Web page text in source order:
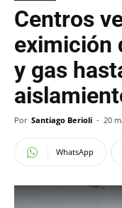
Centros
eximición
y gas
Por Santiago Berioli - 20
WhatsApp